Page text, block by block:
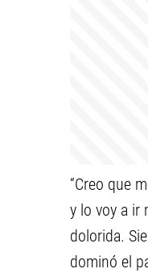
“Creo que
y lo voy a ir
dolorida.
dominó el